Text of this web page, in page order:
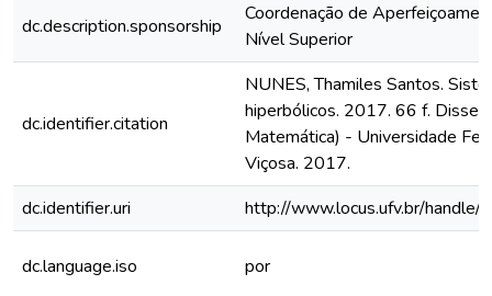
dc.description.sponsorship
Coordenação de
Nível Superior
dc.identifier.citation
NUNES, Thamiles Santos.
hiperbólicos. 2017. 66 f.
Matemática) - Universidade
Viçosa. 2017.
dc.identifier.uri
http://www.locus.ufv.br/
dc.language.iso por